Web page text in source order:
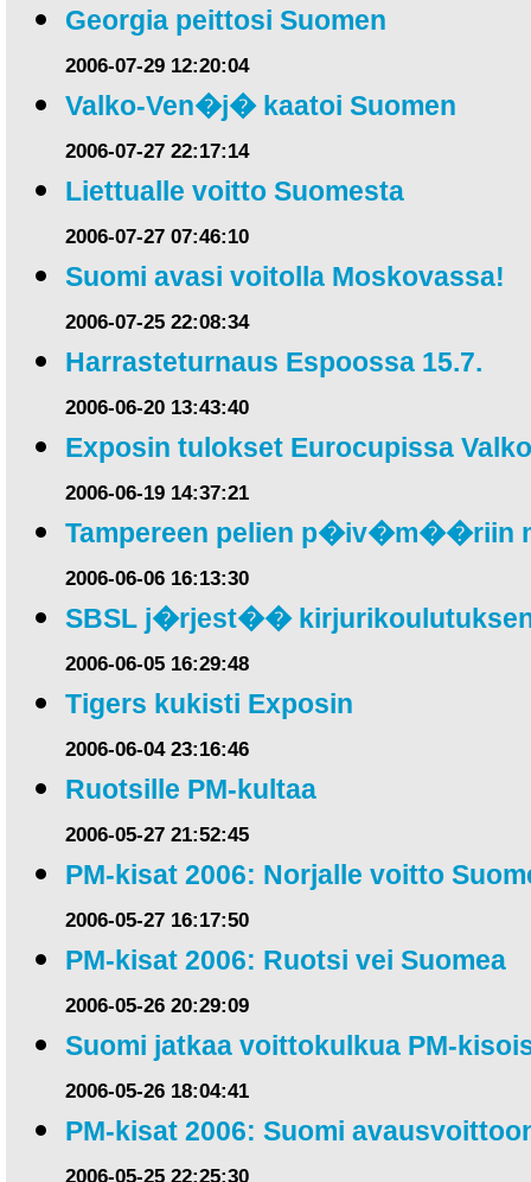
Georgia peittosi Suomen
2006-07-29 12:20:04
Valko-Ven�j� kaatoi Suomen
2006-07-27 22:17:14
Liettualle voitto Suomesta
2006-07-27 07:46:10
Suomi avasi voitolla Moskovassa!
2006-07-25 22:08:34
Harrasteturnaus Espoossa 15.7.
2006-06-20 13:43:40
Exposin tulokset Eurocupissa
2006-06-19 14:37:21
Tampereen pelien p�iv�m��riin
2006-06-06 16:13:30
SBSL j�rjest�� kirjurikoulutuksen
2006-06-05 16:29:48
Tigers kukisti Exposin
2006-06-04 23:16:46
Ruotsille PM-kultaa
2006-05-27 21:52:45
PM-kisat 2006: Norjalle voitto
2006-05-27 16:17:50
PM-kisat 2006: Ruotsi vei Suomea
2006-05-26 20:29:09
Suomi jatkaa voittokulkua PM-
2006-05-26 18:04:41
PM-kisat 2006: Suomi
2006-05-25 22:25:30